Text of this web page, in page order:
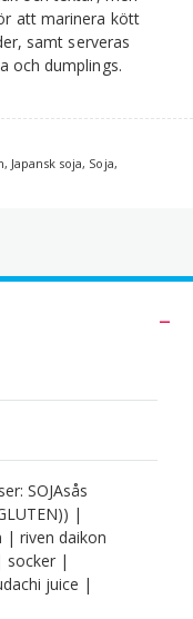
att marinera kött
samt serveras
och dumplings.
, Japansk soja, Soja,
SOJAsås
|
| riven daikon
socker |
juice |